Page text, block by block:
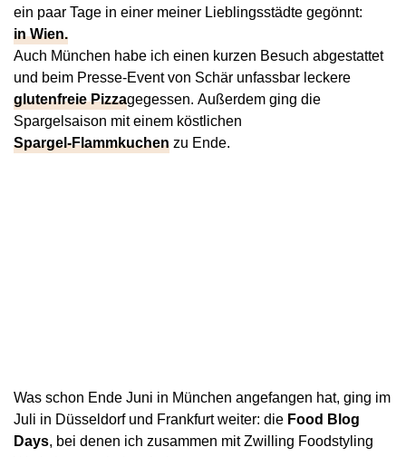
ein paar Tage in einer meiner Lieblingsstädte gegönnt:
in Wien.
Auch München habe ich einen kurzen Besuch abgestattet
und beim Presse-Event von Schär unfassbar leckere
glutenfreie Pizzagegessen. Außerdem ging die
Spargelsaison mit einem köstlichen
Spargel-Flammkuchen zu Ende.
Was schon Ende Juni in München angefangen hat, ging im
Juli in Düsseldorf und Frankfurt weiter: die Food Blog
Days, bei denen ich zusammen mit Zwilling Foodstyling